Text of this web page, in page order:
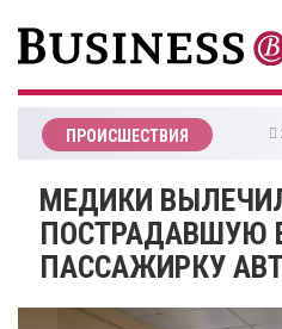
ПРОИСШЕСТВИЯ
​МЕДИКИ
ПОСТРАДАВШУЮ
ПАССАЖИРКУ